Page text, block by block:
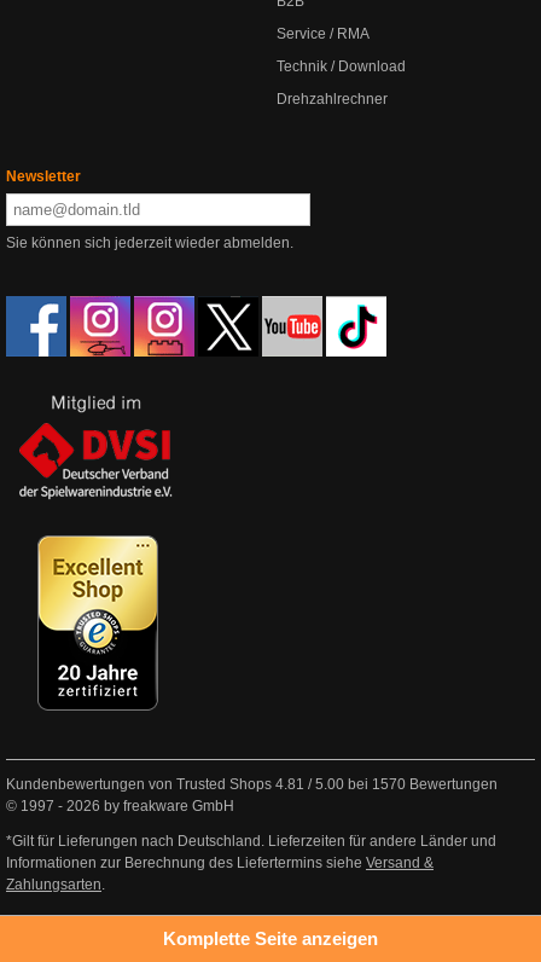
Service / RMA
Technik / Download
Drehzahlrechner
Newsletter
Sie können sich jederzeit wieder abmelden.
Kundenbewertungen von Trusted Shops 4.81 /5.00 bei 1570 Bewertungen
© 1997 - 2026 by freakware GmbH
*Gilt für Lieferungen nach Deutschland. Lieferzeiten für andere Länder und
Informationen zur Berechnung des Liefertermins siehe Versand &
Zahlungsarten.
Komplette Seite anzeigen